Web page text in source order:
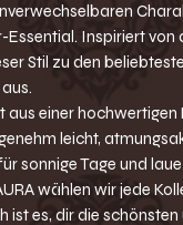
Essential. Inspiriert
Stil zu den
aus einer
leicht,
sonnige Tage und
wählen wir jede
ist es, dir die